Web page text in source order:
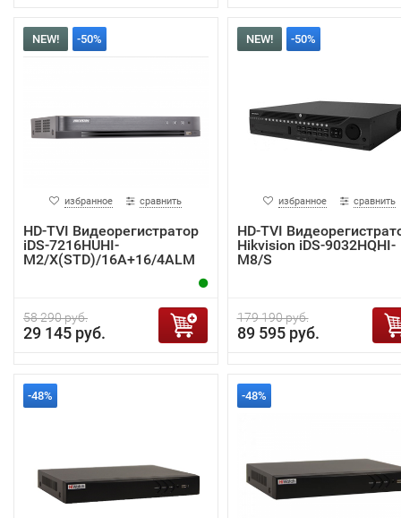
NEW! -50%
избранное сравнить
HD-TVI Видеорегистратор
iDS-7216HUHI-
M2/X(STD)/16A+16/4ALM
58 290 руб.
29 145 руб.
NEW! -50%
избранное сравнить
HD-TVI
Hikvision iDS-9032HQHI-
M8/S
179 190 руб.
89 595 руб.
-48% -48%